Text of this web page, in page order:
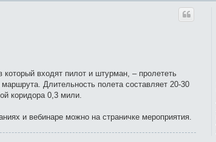
который входят пилот и штурман, – пролететь
Длительность полета cоставляет 20-30
коридора 0,3 мили.
и вебинаре можно на страничке мероприятия.